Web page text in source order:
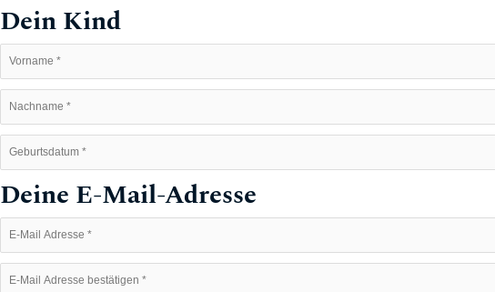
Dein Kind
Deine E-Mail-Adresse